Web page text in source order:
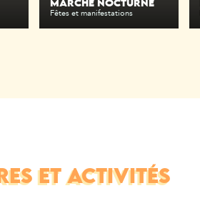
MARCHÉ NOCTURNE
Fêtes et manifestations
ET ACTIVITÉS